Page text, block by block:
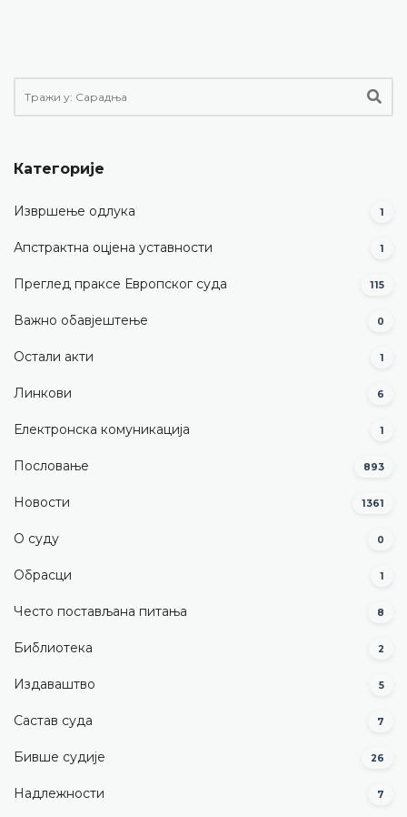
Категорије
Извршење одлука 1
Апстрактна оцјена уставности 1
Преглед праксе Европског суда 115
Важно обавјештење 0
Остали акти 1
Линкови 6
Електронска комуникација 1
Пословање 893
Новости 1361
О суду 0
Обрасци 1
Често постављана питања 8
Библиотека 2
Издаваштво 5
Састав суда 7
Бивше судије 26
Надлежности 7